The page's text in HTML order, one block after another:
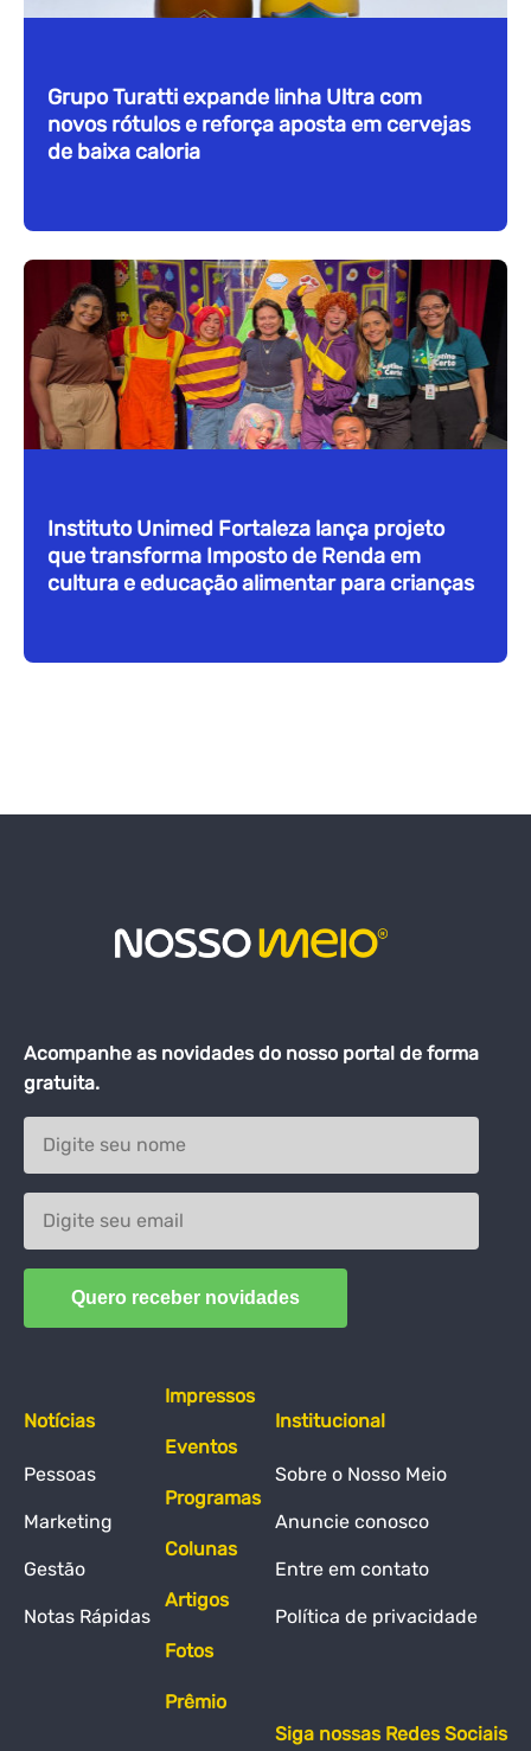
Grupo Turatti expande linha Ultra com
novos rótulos e reforça aposta em cervejas
de baixa caloria
Instituto Unimed Fortaleza lança projeto
que transforma Imposto de Renda em
cultura e educação alimentar para crianças
Acompanhe as novidades do nosso portal de forma
gratuita.
Notícias
Pessoas
Marketing
Gestão
Notas Rápidas
Impressos
Eventos
Programas
Colunas
Artigos
Fotos
Prêmio
Institucional
Sobre o Nosso Meio
Anuncie conosco
Entre em contato
Política de privacidade
Siga nossas Redes Sociais